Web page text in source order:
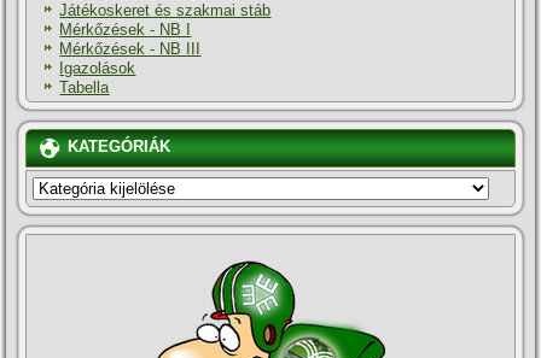
Játékoskeret és szakmai stáb
Mérkőzések - NB I
Mérkőzések - NB III
Igazolások
Tabella
KATEGÓRIÁK
KATEGÓRIÁK